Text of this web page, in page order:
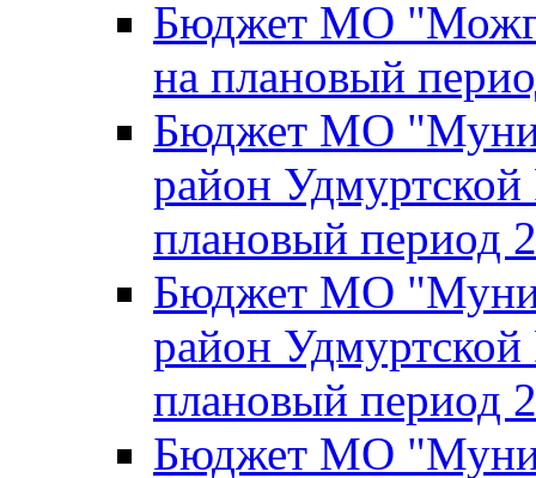
Бюджет МО
на плановый
Бюджет МО
район
плановый период
Бюджет МО
район
плановый период
Бюджет МО